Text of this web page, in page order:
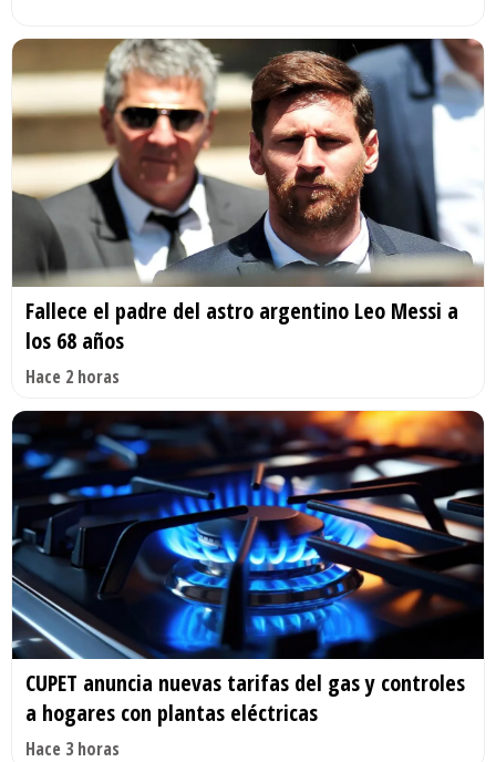
Fallece el padre del astro argentino Leo Messi a
los 68 años
Hace 2 horas
CUPET anuncia nuevas tarifas del gas y controles
a hogares con plantas eléctricas
Hace 3 horas